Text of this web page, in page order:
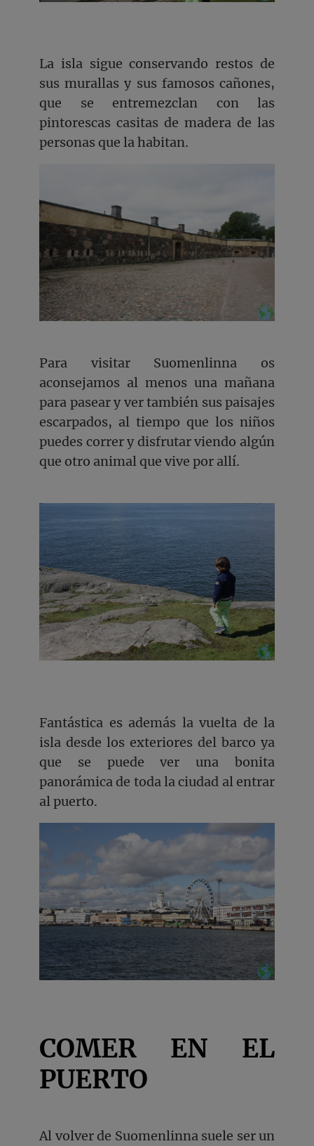
La isla sigue conservando restos de
sus murallas y sus famosos cañones,
que se entremezclan con las
pintorescas casitas de madera de las
personas que la habitan.
Para visitar Suomenlinna os
aconsejamos al menos una mañana
para pasear y ver también sus paisajes
escarpados, al tiempo que los niños
puedes correr y disfrutar viendo algún
que otro animal que vive por allí.
Fantástica es además la vuelta de la
isla desde los exteriores del barco ya
que se puede ver una bonita
panorámica de toda la ciudad al entrar
al puerto.
COMER EN EL
PUERTO
Al volver de Suomenlinna suele ser un